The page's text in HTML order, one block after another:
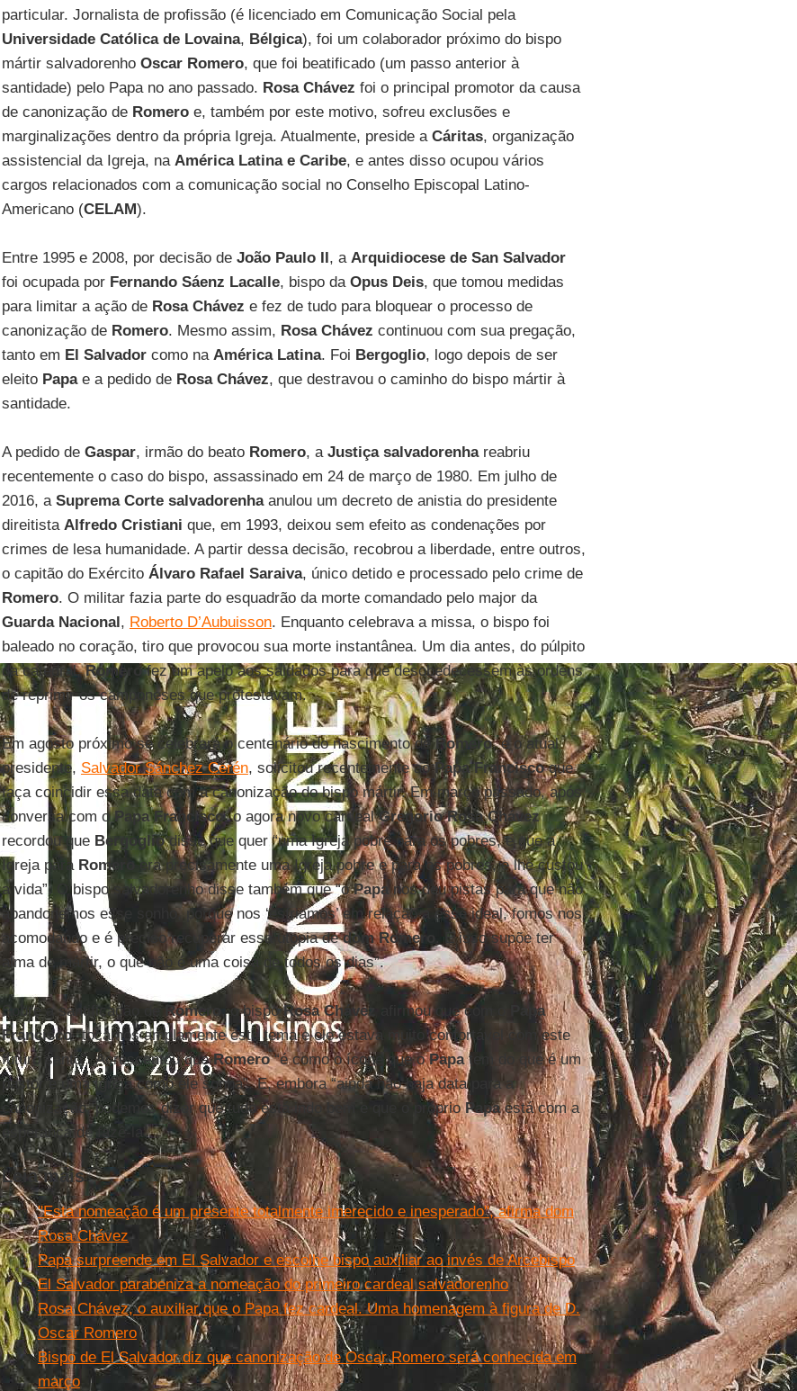
particular. Jornalista de profissão (é licenciado em Comunicação Social pela
Universidade Católica de Lovaina, Bélgica), foi um colaborador próximo do bispo
mártir salvadorenho Oscar Romero, que foi beatificado (um passo anterior à
santidade) pelo Papa no ano passado. Rosa Chávez foi o principal promotor da causa
de canonização de Romeroe, também por este motivo, sofreu exclusões e
marginalizações dentro da própria Igreja. Atualmente, preside a Cáritas, organização
assistencial da Igreja, na América Latina e Caribe, e antes disso ocupou vários
cargos relacionados com a comunicação social no Conselho Episcopal Latino-
Americano (CELAM).
Entre 1995 e 2008, por decisão de João Paulo II, a Arquidiocese de San Salvador
foi ocupada por Fernando Sáenz Lacalle, bispo da Opus Deis, que tomou medidas
para limitar a ação de Rosa Chávez e fez de tudo para bloquear o processo de
canonização de Romero. Mesmo assim, Rosa Chávez continuou com sua pregação,
tanto em El Salvadorcomo na América Latina. Foi Bergoglio, logo depois de ser
eleito Papae a pedido de Rosa Chávez, que destravou o caminho do bispo mártir à
santidade.
A pedido de Gaspar, irmão do beato Romero, a Justiça salvadorenhareabriu
recentemente o caso do bispo, assassinado em 24 de março de 1980. Em julho de
2016, a Suprema Corte salvadorenhaanulou um decreto de anistia do presidente
direitista Alfredo Cristiani que, em 1993, deixou sem efeito as condenações por
crimes de lesa humanidade. A partir dessa decisão, recobrou a liberdade, entre outros,
o capitão do Exército Álvaro Rafael Saraiva, único detido e processado pelo crime de
Romero. O militar fazia parte do esquadrão da morte comandado pelo major da
Guarda Nacional, Roberto D’Aubuisson. Enquanto celebrava a missa, o bispo foi
baleado no coração, tiro que provocou sua morte instantânea. Um dia antes, do púlpito
da catedral,Romero fez um apelo aos saldados para que desobedecessem às ordens
de reprimir os camponeses que protestavam.
Em agosto próximo se celebrará o centenário do nascimento deRomero, e o atual
presidente, Salvador Sánchez Cerén, solicitou recentemente aoPapa Franciscoque
faça coincidir essa data com a canonização do bispo mártir. Em março passado, após
conversa com oPapa Francisco, o agora novo cardealGregorio Rosa Chávez
recordou que Bergogliodisse que quer “uma Igreja pobre para os pobres, e que a
Igreja para Romero era precisamente uma Igreja pobre e para os pobres, e lhe custou
a vida”. O bispo salvadorenho disse também que “oPapa nos deu pistas para que não
abandonemos esse sonho, porque nos ‘esfriamos’ em relação a esse ideal, fomos nos
acomodando e é preciso recuperar essa utopia dedom Romero
. E isso supõe ter
alma de mártir, o que não é uma coisa de todos os dias”.
Sobre a santificação de Romero , o bispoRosa Chávez afirmou que com o
Papa
Francisco“tocamos amplamente este tema e ele estava muito confortável com este
futuro santo”. Acrescentou queRomero“é como o ícone que oPapatem do que é um
pastor e uma Igreja como ele sonha”. E, embora “ainda não haja data para a
canonização, podemos dizer que tudo está indo bem e que o próprioPapaestá com a
esperança de fazê-la”.
Leia mais
"Esta nomeação é um presente totalmente imerecido e inesperado", afirma dom
Rosa Chávez
Papa surpreende em El Salvador e escolhe bispo auxiliar ao invés de Arcebispo
El Salvador parabeniza a nomeação do primeiro cardeal salvadorenho
Rosa Chávez, o auxiliar que o Papa fez cardeal. Uma homenagem à figura de D.
Oscar Romero
Bispo de El Salvador diz que canonização de Oscar Romero será conhecida em
março